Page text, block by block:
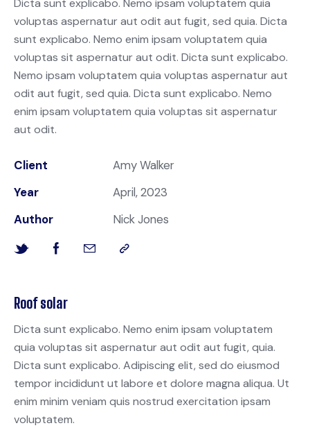
Dicta sunt explicabo. Nemo ipsam voluptatem quia
voluptas aspernatur aut odit aut fugit, sed quia. Dicta
sunt explicabo. Nemo enim ipsam voluptatem quia
voluptas sit aspernatur aut odit. Dicta sunt explicabo.
Nemo ipsam voluptatem quia voluptas aspernatur aut
odit aut fugit, sed quia. Dicta sunt explicabo. Nemo
enim ipsam voluptatem quia voluptas sit aspernatur
aut odit.
Client
Amy Walker
Year
April, 2023
Author
Nick Jones
Roof solar
Dicta sunt explicabo. Nemo enim ipsam voluptatem
quia voluptas sit aspernatur aut odit aut fugit, quia.
Dicta sunt explicabo. Adipiscing elit, sed do eiusmod
tempor incididunt ut labore et dolore magna aliqua. Ut
enim minim veniam quis nostrud exercitation ipsam
voluptatem.